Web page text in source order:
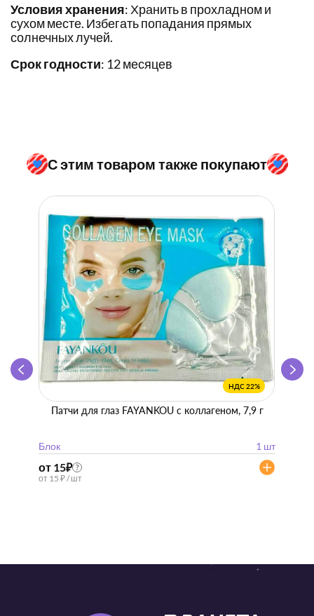
Условия хранения: Хранить в прохладном и
сухом месте. Избегать попадания прямых
солнечных лучей.
Срок годности: 12 месяцев
С этим товаром также покупают
НДС 22%
Патчи для глаз FAYANKOU с коллагеном, 7,9 г
Блок 1 шт
от 15₽ ?
от 15 ₽ / шт